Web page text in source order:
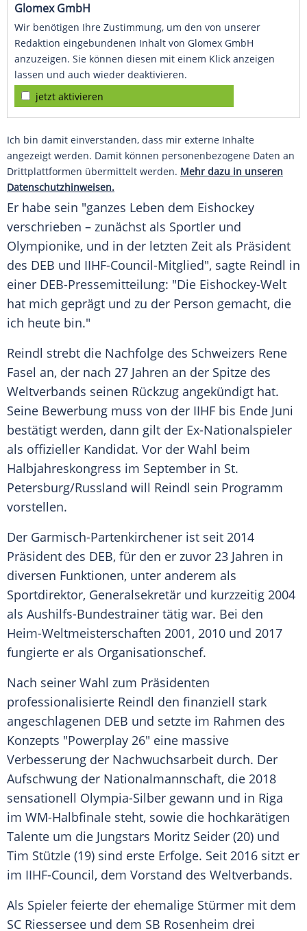
Glomex GmbH
Wir benötigen Ihre Zustimmung, um den von unserer
Redaktion eingebundenen Inhalt von Glomex GmbH
anzuzeigen. Sie können diesen mit einem Klick anzeigen
lassen und auch wieder deaktivieren.
jetzt aktivieren
Ich bin damit einverstanden, dass mir externe Inhalte
angezeigt werden. Damit können personenbezogene Daten an
Drittplattformen übermittelt werden. Mehr dazu in unseren
Datenschutzhinweisen.
Er habe sein "ganzes Leben dem Eishockey
verschrieben – zunächst als Sportler und
Olympionike, und in der letzten Zeit als Präsident
des DEB und IIHF-Council-Mitglied", sagte Reindl in
einer DEB-Pressemitteilung: "Die Eishockey-Welt
hat mich geprägt und zu der Person gemacht, die
ich heute bin."
Reindl strebt die Nachfolge des Schweizers Rene
Fasel an, der nach 27 Jahren an der Spitze des
Weltverbands seinen Rückzug angekündigt hat.
Seine Bewerbung muss von der IIHF bis Ende Juni
bestätigt werden, dann gilt der Ex-Nationalspieler
als offizieller Kandidat. Vor der Wahl beim
Halbjahreskongress im September in St.
Petersburg/Russland will Reindl sein Programm
vorstellen.
Der Garmisch-Partenkirchener ist seit 2014
Präsident des DEB, für den er zuvor 23 Jahren in
diversen Funktionen, unter anderem als
Sportdirektor, Generalsekretär und kurzzeitig 2004
als Aushilfs-Bundestrainer tätig war. Bei den
Heim-Weltmeisterschaften 2001, 2010 und 2017
fungierte er als Organisationschef.
Nach seiner Wahl zum Präsidenten
professionalisierte Reindl den finanziell stark
angeschlagenen DEB und setzte im Rahmen des
Konzepts "Powerplay 26" eine massive
Verbesserung der Nachwuchsarbeit durch. Der
Aufschwung der Nationalmannschaft, die 2018
sensationell Olympia-Silber gewann und in Riga
im WM-Halbfinale steht, sowie die hochkarätigen
Talente um die Jungstars Moritz Seider (20) und
Tim Stützle (19) sind erste Erfolge. Seit 2016 sitzt er
im IIHF-Council, dem Vorstand des Weltverbands.
Als Spieler feierte der ehemalige Stürmer mit dem
SC Riessersee und dem SB Rosenheim drei